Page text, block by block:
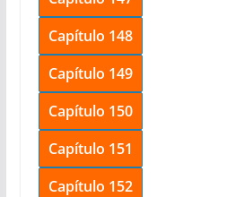
Capítulo 148
Capítulo 149
Capítulo 150
Capítulo 151
Capítulo 152